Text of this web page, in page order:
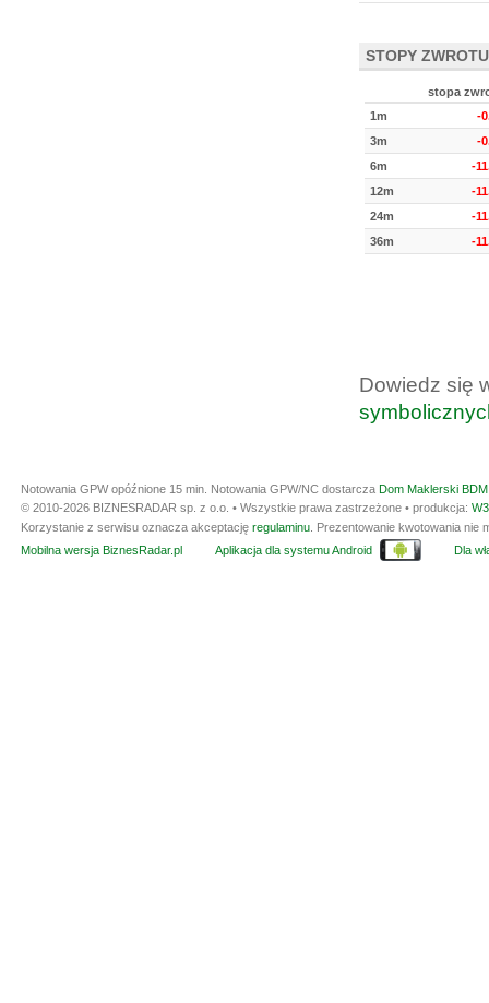
STOPY ZWROTU
stopa
1m
-
3m
-
6m
-
12m
-
24m
-
36m
-
Dowiedz się
Notowania GPW opóźnione 15 min. Notowania GPW/NC dostarcza Dom Maklerski
© 2010-2026 BIZNESRADAR sp. z o.o. • Wszystkie prawa zastrzeżone • produkcja:
Korzystanie z serwisu oznacza akceptację regulaminu . Prezentowanie kwotowania
Mobilna wersja BiznesRadar.pl
Aplikacja dla systemu Android Dla